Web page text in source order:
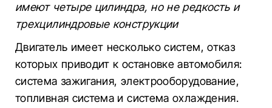
имеют четыре цилиндра, но не редкость и
трехцилиндровые конструкции
Двигатель имеет несколько систем, отказ
которых приводит к остановке автомобиля:
система зажигания, электрооборудование,
топливная система и система охлаждения.